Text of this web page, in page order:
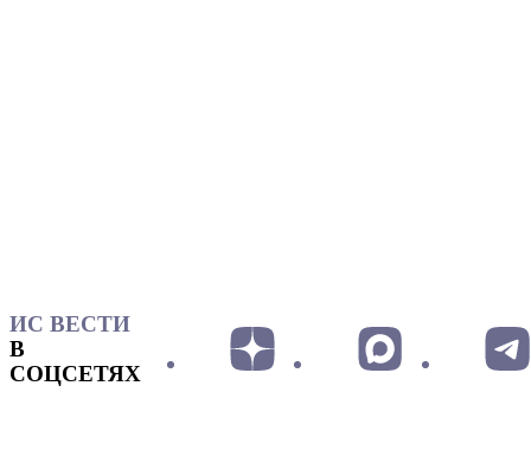
ИС ВЕСТИ
В
СОЦСЕТЯХ